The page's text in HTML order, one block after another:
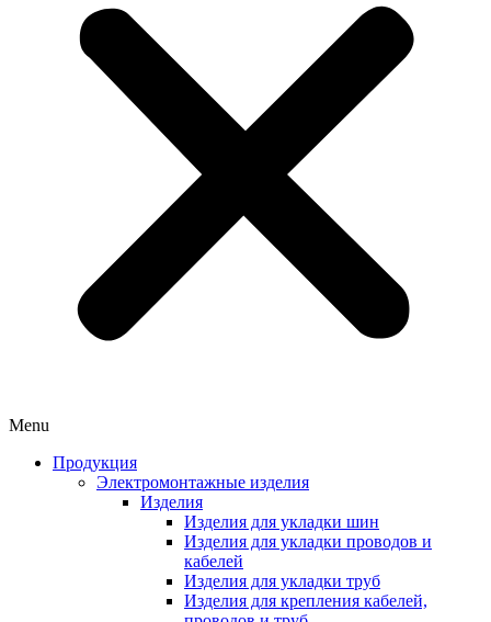
Menu
Продукция
Электромонтажные изделия
Изделия
Изделия для укладки шин
Изделия для укладки проводов и
кабелей
Изделия для укладки труб
Изделия для крепления кабелей,